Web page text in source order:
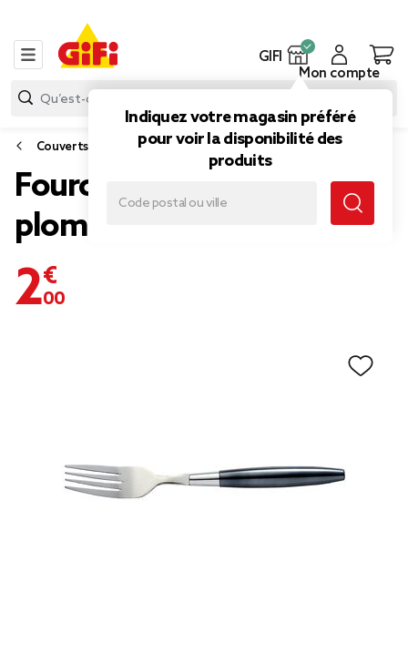
GIFI
Indiquez votre magasin préféré
pour voir la disponibilité des
produits
Mon compte
Couverts
Fourchette Reflet manche
plomb
2,00 €